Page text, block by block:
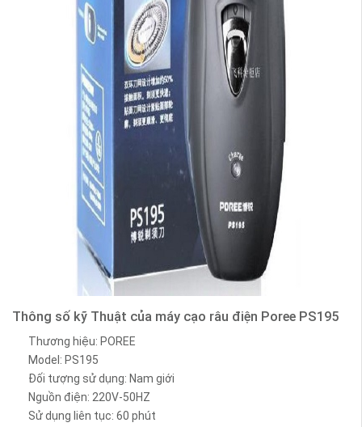
Thông số kỹ Thuật của máy cạo râu điện Poree PS195
Thương hiệu: POREE
Model: PS195
Đối tượng sử dụng: Nam giới
Nguồn điện: 220V-50HZ
Sử dụng liên tục: 60 phút